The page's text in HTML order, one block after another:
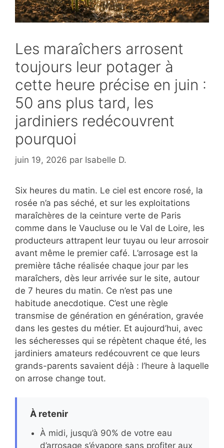
Les maraîchers arrosent
toujours leur potager à
cette heure précise en juin :
50 ans plus tard, les
jardiniers redécouvrent
pourquoi
juin 19, 2026 par Isabelle D.
Six heures du matin. Le ciel est encore rosé, la
rosée n’a pas séché, et sur les exploitations
maraîchères de la ceinture verte de Paris
comme dans le Vaucluse ou le Val de Loire, les
producteurs attrapent leur tuyau ou leur arrosoir
avant même le premier café. L’arrosage est la
première tâche réalisée chaque jour par les
maraîchers, dès leur arrivée sur le site, autour
de 7 heures du matin. Ce n’est pas une
habitude anecdotique. C’est une règle
transmise de génération en génération, gravée
dans les gestes du métier. Et aujourd’hui, avec
les sécheresses qui se répètent chaque été, les
jardiniers amateurs redécouvrent ce que leurs
grands-parents savaient déjà : l’heure à laquelle
on arrose change tout.
À retenir
À midi, jusqu’à 90% de votre eau
d’arrosage s’évapore sans profiter aux